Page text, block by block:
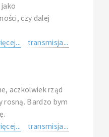
czy dalej
transmisja...
aczkolwiek rząd
rosną. Bardzo bym
transmisja...